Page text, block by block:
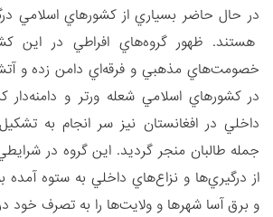
در حال حاضر بسياري از کشورهاي اسلامي
هستند. ظهور گروه‌هاي افراطي در اين
خصومت‌هاي مذهبي و فرقه‌اي دامن زده و
در کشورهاي اسلامي شعله ورتر و
داخلي در افغانستان نيز سر انجام به
جمله طالبان منجر گرديد. اين گروه در
از درگيري‌ها و نزاع‌هاي داخلي به ستوه آمده
و برق آسا شهرها و ولايت‌ها را به تصرف خود